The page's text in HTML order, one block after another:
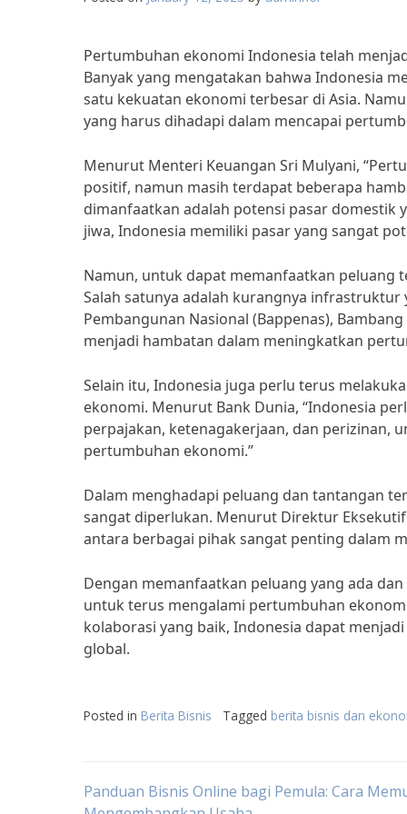
Pertumbuhan ekonomi Indonesia telah
Banyak yang mengatakan bahwa Indonesia
satu kekuatan ekonomi terbesar di Asia.
yang harus dihadapi dalam mencapai
Menurut Menteri Keuangan Sri Mulyani,
positif, namun masih terdapat beberapa
dimanfaatkan adalah potensi pasar domestik
jiwa, Indonesia memiliki pasar yang sangat
Namun, untuk dapat memanfaatkan peluang
Salah satunya adalah kurangnya infrastruktur
Pembangunan Nasional (Bappenas),
menjadi hambatan dalam meningkatkan
Selain itu, Indonesia juga perlu terus
ekonomi. Menurut Bank Dunia, “Indonesia
perpajakan, ketenagakerjaan, dan perizinan,
pertumbuhan ekonomi.”
Dalam menghadapi peluang dan tantangan
sangat diperlukan. Menurut Direktur Eksekutif
antara berbagai pihak sangat penting dalam
Dengan memanfaatkan peluang yang ada
untuk terus mengalami pertumbuhan
kolaborasi yang baik, Indonesia dapat
global.
Posted in Berita Bisnis Tagged berita bisnis dan
Post
Panduan Bisnis Online bagi Pemula: Cara